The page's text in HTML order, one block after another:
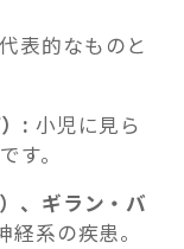
表的なものと
: 小児に見ら
す。
、ギラン・バ
系の疾患。